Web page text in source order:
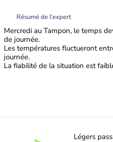
Résumé de l’expert
Mercredi au Tampon, le temps
de journée.
Les températures fluctueront
journée.
La fiabilité de la situation est
Légers